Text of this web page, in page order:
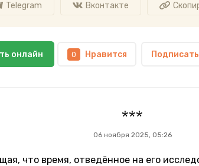
Telegram Вконтакте
онлайн 0 Нравится
***
06 ноября 2025, 05:26
что время, отведённое на его